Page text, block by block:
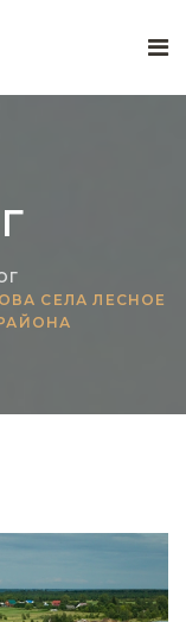
СЕЛА ЛЕСНОЕ